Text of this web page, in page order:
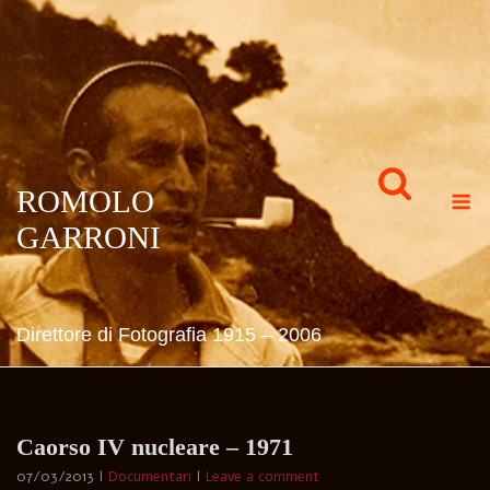
ROMOLO
GARRONI
Direttore di Fotografia 1915 – 2006
Caorso IV nucleare – 1971
07/03/2013 Documentari Leave a comment